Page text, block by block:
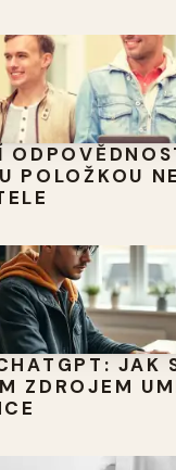
POLOŽKOU
JAK
ZDROJEM